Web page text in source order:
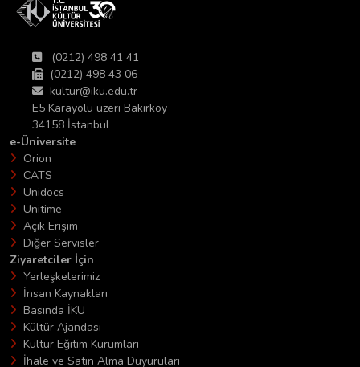
(0212) 498 41 41
(0212) 498 43 06
kultur@iku.edu.tr
E5 Karayolu üzeri Bakırköy
34158 İstanbul
e-Üniversite
Orion
CATS
Unidocs
Unitime
Açık Erişim
Diğer Servisler
Ziyaretciler İçin
Yerleşkelerimiz
İnsan Kaynakları
Basında İKÜ
Kültür Ajandası
Kültür Eğitim Kurumları
İhale ve Satın Alma Duyuruları